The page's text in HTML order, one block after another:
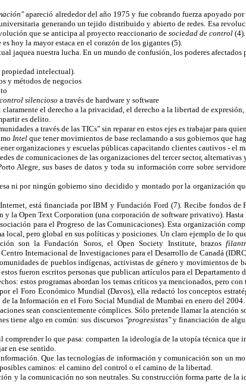
apareció alrededor del año 1975 y fue cobrando fuerza apoyado
generando un tejido distribuido y abierto de redes. Esa
que se anticipa al proyecto reaccionario de sociedad de control (4).
hoy la mayor estaca en el corazón de los gigantes (5).
jaquea nuestra lucha. En un mundo de confusión, los poderes
propiedad intelectual).
y métodos de negocios
control silencioso a través de hardware y software
el derecho a la privacidad, el derecho a la libertad de
es delito.
a través de las TICs" sin reparar en estos ejes es trabajar para
Intel que tener movimientos de base reclamando a sus gobiernos que
organizaciones y escuelas públicas capacitando clientes cautivos - el
de comunicaciones de las organizaciones del tercer sector,
Alegre, sus bases de datos y toda su información corre sobre
ni por ningún gobierno sino decidido y montado por la organización
está financiada por IBM y Fundación Ford (7). Recibe fondos
la Open Text Corporation (una corporación de software privativo).
para el Progreso de las Comunicaciones). Esta organización
local, pero global en sus políticas y posiciones. Un claro ejemplo de lo
son la Fundación Soros, el Open Society Institute, brazos
Internacional de Investigaciones para el Desarrollo de Canadá
de pueblos indígenas, activistas de género y movimientos de
fueron escritos personas que publican artículos para el Departamento
estos programas abordan los temas críticos ya mencionados, pero
el Foro Económico Mundial (Davos), ella redactó los conceptos
de la Información en el Foro Social Mundial de Mumbai en enero del 2004.
sean conscientemente cómplices. Sólo pretende llamar la atención
tiene algo en común: sus discursos "progresistas"y financiación de
comprender lo que pasa: comparten la ideología de la utopía técnica
en ese sentido.
Que las tecnologías de información y comunicación son un
caminos: el camino del control o el camino de la libertad.
y la comunicación no son neutrales. Su construcción forma parte de